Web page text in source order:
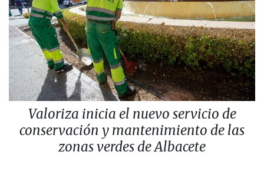
Valoriza inicia el nuevo servicio de
conservación y mantenimiento de las
zonas verdes de Albacete